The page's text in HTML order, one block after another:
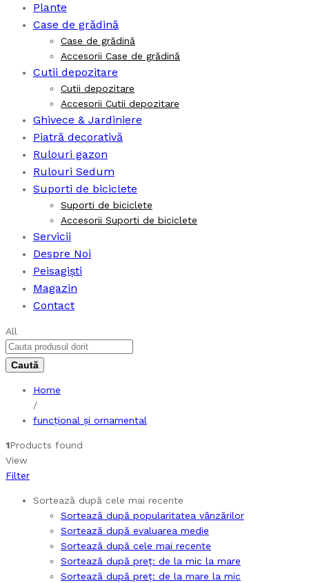
Plante
Case de grădină
Case de grădină
Accesorii Case de grădină
Cutii depozitare
Cutii depozitare
Accesorii Cutii depozitare
Ghivece & Jardiniere
Piatră decorativă
Rulouri gazon
Rulouri Sedum
Suporti de biciclete
Suporti de biciclete
Accesorii Suporti de biciclete
Servicii
Despre Noi
Peisagiști
Magazin
Contact
All
Home
/
funcțional și ornamental
1Products found
View
Filter
Sortează după cele mai recente
Sortează după popularitatea vânzărilor
Sortează după evaluarea medie
Sortează după cele mai recente
Sortează după preț: de la mic la mare
Sortează după preț: de la mare la mic